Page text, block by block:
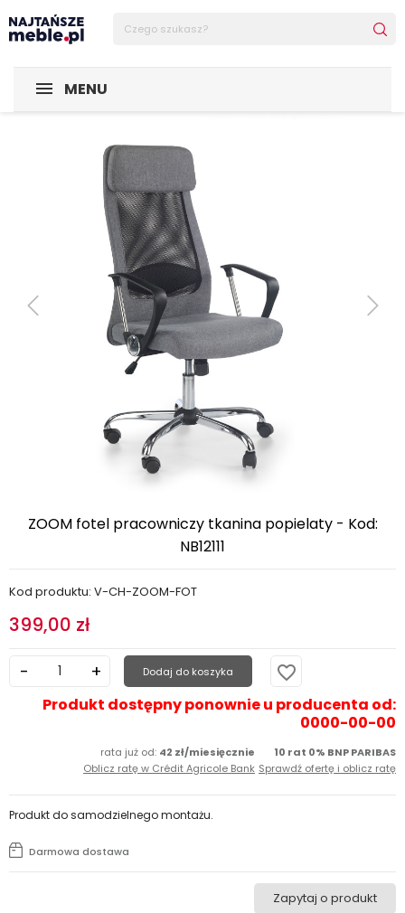
MENU
Sklep Najtańsze-meble
ZOOM fotel pracowniczy tkanina popielaty - Kod:
NB12111
Kod produktu: V-CH-ZOOM-FOT
399,00 zł
Dodaj do koszyka favorite_border
Produkt dostępny ponownie u producenta od:
0000-00-00
rata już od: 42 zł/miesięcznie
Oblicz ratę w Crédit Agricole Bank
10 rat 0% BNP PARIBAS
Sprawdź ofertę i oblicz ratę
Zapytaj o produkt
Darmowa dostawa
Produkt do samodzielnego montażu.